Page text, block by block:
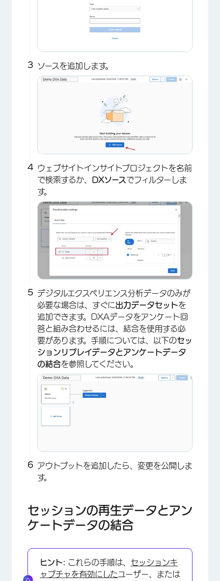
ソースを追加します。
×
ウェブサイトインサイトプロジェクトを名前
で検索するか、 DXソースでフィルターしま
す。
デジタルエクスペリエンス分析データのみが
必要な場合は、すぐに出力データセットを
追加できます。DXAデータをアンケート回
答と組み合わせるには、結合を使用する必
要があります。手順については、以下のセッ
ションリプレイデータとアンケートデータ
の結合を参照してください。
アウトプットを追加したら、変更を公開しま
す。
セッションの再生データとアン
ケートデータの結合
ヒント: これらの手順は、 セッションキ
ャプチャを有効にしたユーザー、または